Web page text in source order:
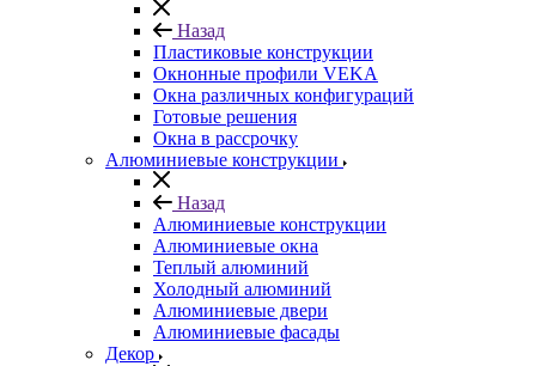
Назад
Пластиковые конструкции
Окнонные профили VEKA
Окна различных конфигураций
Готовые решения
Окна в рассрочку
Алюминиевые конструкции
Назад
Алюминиевые конструкции
Алюминиевые окна
Теплый алюминий
Холодный алюминий
Алюминиевые двери
Алюминиевые фасады
Декор